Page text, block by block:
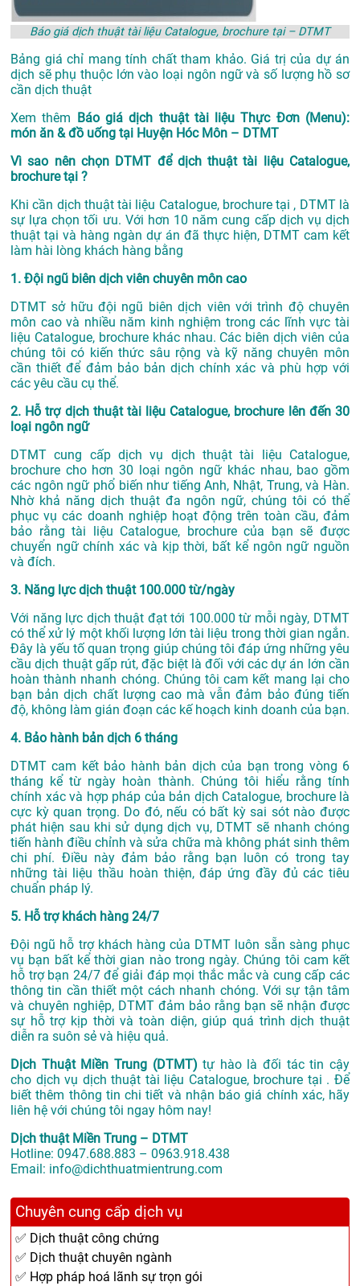
Báo giá dịch thuật tài liệu Catalogue, brochure tại – DTMT
Bảng giá chỉ mang tính chất tham khảo. Giá trị của dự án
dịch sẽ phụ thuộc lớn vào loại ngôn ngữ và số lượng hồ sơ
cần dịch thuật
Xem thêm
Báo giá dịch thuật tài liệu Thực Đơn (Menu):
món ăn & đồ uống tại Huyện Hóc Môn – DTMT
Vì sao nên chọn DTMT để dịch thuật tài liệu Catalogue,
brochure tại ?
Khi cần dịch thuật tài liệu Catalogue, brochure tại , DTMT là
sự lựa chọn tối ưu. Với hơn 10 năm cung cấp dịch vụ dịch
thuật tại và hàng ngàn dự án đã thực hiện, DTMT cam kết
làm hài lòng khách hàng bằng
1. Đội ngũ biên dịch viên chuyên môn cao
DTMT sở hữu đội ngũ biên dịch viên với trình độ chuyên
môn cao và nhiều năm kinh nghiệm trong các lĩnh vực tài
liệu Catalogue, brochure khác nhau. Các biên dịch viên của
chúng tôi có kiến thức sâu rộng và kỹ năng chuyên môn
cần thiết để đảm bảo bản dịch chính xác và phù hợp với
các yêu cầu cụ thể.
2. Hỗ trợ dịch thuật tài liệu Catalogue, brochure lên đến 30
loại ngôn ngữ
DTMT cung cấp dịch vụ dịch thuật tài liệu Catalogue,
brochure cho hơn 30 loại ngôn ngữ khác nhau, bao gồm
các ngôn ngữ phổ biến như tiếng Anh, Nhật, Trung, và Hàn.
Nhờ khả năng dịch thuật đa ngôn ngữ, chúng tôi có thể
phục vụ các doanh nghiệp hoạt động trên toàn cầu, đảm
bảo rằng tài liệu Catalogue, brochure của bạn sẽ được
chuyển ngữ chính xác và kịp thời, bất kể ngôn ngữ nguồn
và đích.
3. Năng lực dịch thuật 100.000 từ/ngày
Với năng lực dịch thuật đạt tới 100.000 từ mỗi ngày, DTMT
có thể xử lý một khối lượng lớn tài liệu trong thời gian ngắn.
Đây là yếu tố quan trọng giúp chúng tôi đáp ứng những yêu
cầu dịch thuật gấp rút, đặc biệt là đối với các dự án lớn cần
hoàn thành nhanh chóng. Chúng tôi cam kết mang lại cho
bạn bản dịch chất lượng cao mà vẫn đảm bảo đúng tiến
độ, không làm gián đoạn các kế hoạch kinh doanh của bạn.
4. Bảo hành bản dịch 6 tháng
DTMT cam kết bảo hành bản dịch của bạn trong vòng 6
tháng kể từ ngày hoàn thành. Chúng tôi hiểu rằng tính
chính xác và hợp pháp của bản dịch Catalogue, brochure là
cực kỳ quan trọng. Do đó, nếu có bất kỳ sai sót nào được
phát hiện sau khi sử dụng dịch vụ, DTMT sẽ nhanh chóng
tiến hành điều chỉnh và sửa chữa mà không phát sinh thêm
chi phí. Điều này đảm bảo rằng bạn luôn có trong tay
những tài liệu thầu hoàn thiện, đáp ứng đầy đủ các tiêu
chuẩn pháp lý.
5. Hỗ trợ khách hàng 24/7
Đội ngũ hỗ trợ khách hàng của DTMT luôn sẵn sàng phục
vụ bạn bất kể thời gian nào trong ngày. Chúng tôi cam kết
hỗ trợ bạn 24/7 để giải đáp mọi thắc mắc và cung cấp các
thông tin cần thiết một cách nhanh chóng. Với sự tận tâm
và chuyên nghiệp, DTMT đảm bảo rằng bạn sẽ nhận được
sự hỗ trợ kịp thời và toàn diện, giúp quá trình dịch thuật
diễn ra suôn sẻ và hiệu quả.
Dịch Thuật Miền Trung (DTMT) tự hào là đối tác tin cậy
cho dịch vụ dịch thuật tài liệu Catalogue, brochure tại . Để
biết thêm thông tin chi tiết và nhận báo giá chính xác, hãy
liên hệ với chúng tôi ngay hôm nay!
Dịch thuật Miền Trung – DTMT
Hotline: 0947.688.883 – 0963.918.438
Email: info@dichthuatmientrung.com
Chuyên cung cấp dịch vụ
✅ Dịch thuật công chứng
✅ Dịch thuật chuyên ngành
✅ Hợp pháp hoá lãnh sự trọn gói